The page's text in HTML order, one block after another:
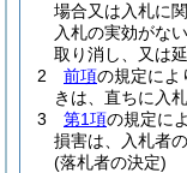
場合又は入札に
入札の実効がな
取り消し、又は
2
前項の規定によ
きは、直ちに入
3
第1項の規定に
損害は、入札者
(落札者の決定)